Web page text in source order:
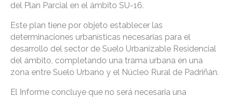
del Plan Parcial en el ámbito SU-16.
Este plan tiene por objeto establecer las
determinaciones urbanísticas necesarias para el
desarrollo del sector de Suelo Urbanizable Residencial
del ámbito, completando una trama urbana en una
zona entre Suelo Urbano y el Núcleo Rural de Padriñán.
El Informe concluye que no será necesaria una